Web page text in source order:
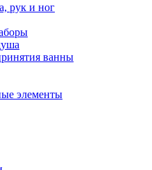
рук и ног
ванны
элементы